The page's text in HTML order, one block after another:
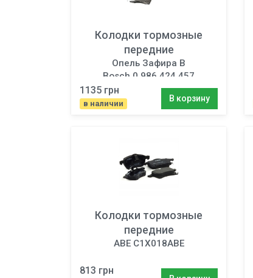
Колодки тормозные
передние
Опель Зафира B
Bosch 0 986 424 457
1135 грн
в наличии
В корзину
Колодки тормозные
передние
ABE C1X018ABE
813 грн